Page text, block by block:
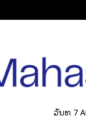
ວັນທີ 7